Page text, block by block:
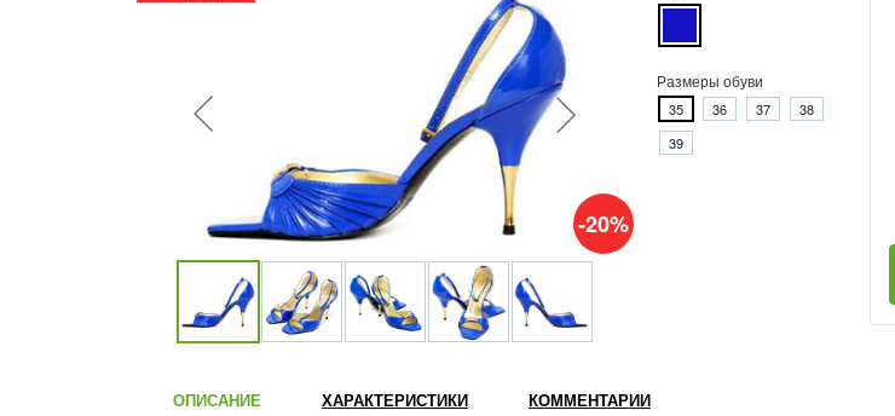
-20%
Размеры обуви
35 36 37
38
39
ОПИСАНИЕ ХАРАКТЕРИСТИКИ КОММЕНТАРИИ